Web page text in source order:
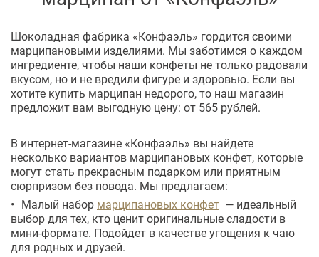
Шоколадная фабрика «Конфаэль» гордится своими
марципановыми изделиями. Мы заботимся о каждом
ингредиенте, чтобы наши конфеты не только радовали
вкусом, но и не вредили фигуре и здоровью. Если вы
хотите купить марципан недорого, то наш магазин
предложит вам выгодную цену: от 565 рублей.
В интернет-магазине «Конфаэль» вы найдете
несколько вариантов марципановых конфет, которые
могут стать прекрасным подарком или приятным
сюрпризом без повода. Мы предлагаем:
Малый набор марципановых конфет — идеальный
выбор для тех, кто ценит оригинальные сладости в
мини-формате. Подойдет в качестве угощения к чаю
для родных и друзей.